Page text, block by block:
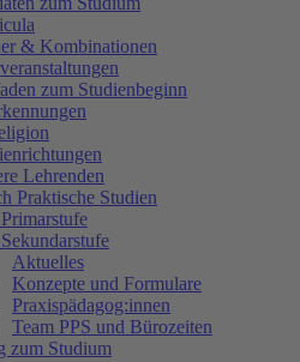
& Kombinationen
zum Studienbeginn
Lehrenden
Praktische Studien
Aktuelles
Konzepte und Formulare
Praxispädagog:innen
Team PPS und Bürozeiten
zum Studium